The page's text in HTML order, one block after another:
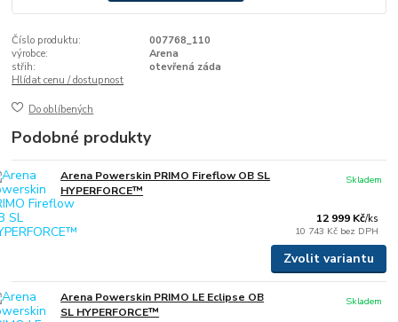
Číslo produktu:
007768_110
výrobce:
Arena
střih:
otevřená záda
Hlídat cenu / dostupnost
Do oblíbených
Podobné produkty
Arena Powerskin PRIMO Fireflow OB SL
HYPERFORCE™
12 999 Kč/ks
10 743 Kč bez DPH
Skladem
Zvolit variantu
Arena Powerskin PRIMO LE Eclipse OB
SL HYPERFORCE™
Skladem